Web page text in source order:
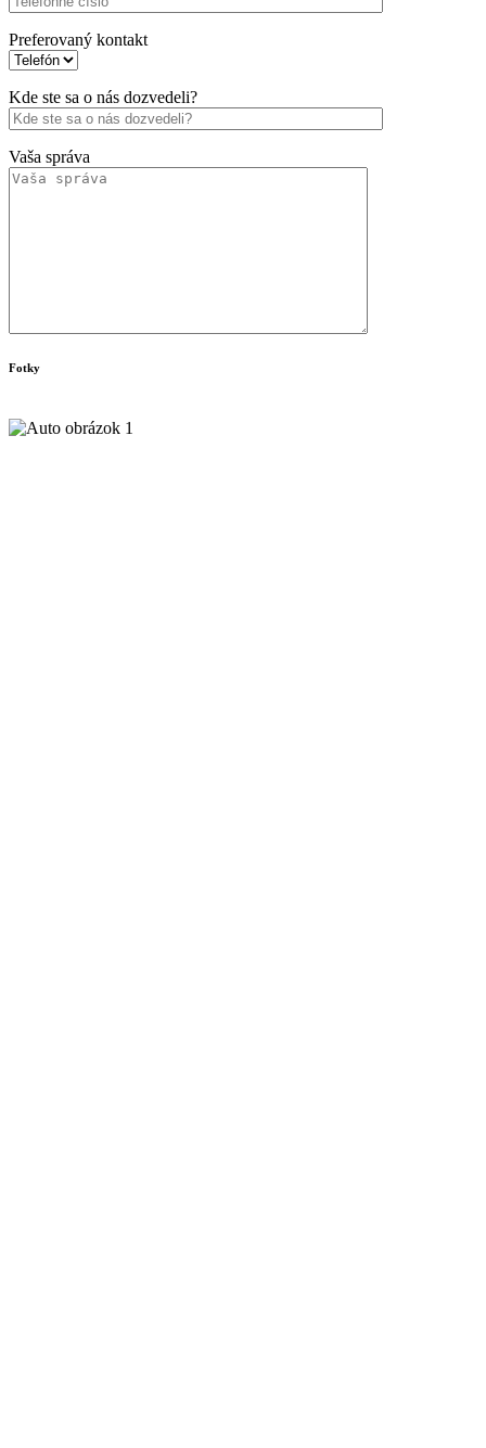
Preferovaný kontakt
Kde ste sa o nás dozvedeli?
Vaša správa
Fotky